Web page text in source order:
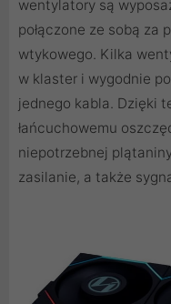
wentylatory są
połączone ze sobą za
wtykowego. Kilka
w klaster i wygodnie
jednego kabla. Dzięki
łańcuchowemu
niepotrzebnej
zasilanie, a także